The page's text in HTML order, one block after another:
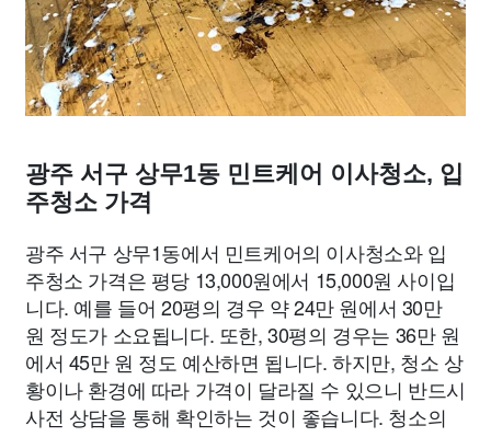
광주 서구 상무1동 민트케어 이사청소, 입
주청소 가격
광주 서구 상무1동에서 민트케어의 이사청소와 입
주청소 가격은 평당 13,000원에서 15,000원 사이입
니다. 예를 들어 20평의 경우 약 24만 원에서 30만
원 정도가 소요됩니다. 또한, 30평의 경우는 36만 원
에서 45만 원 정도 예산하면 됩니다. 하지만, 청소 상
황이나 환경에 따라 가격이 달라질 수 있으니 반드시
사전 상담을 통해 확인하는 것이 좋습니다. 청소의